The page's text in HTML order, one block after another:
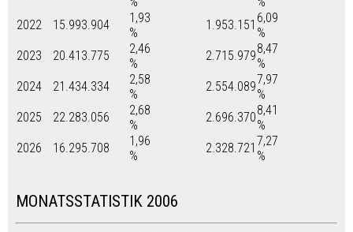
2022
15.993.904
1,93
%
1.953.151 6,09
%
2023
20.413.775
2,46
%
2.715.9798,47
%
2024
21.434.334
2,58
%
2.554.0897,97
%
2025
22.283.056
2,68
%
2.696.3708,41
%
2026
16.295.708
1,96
%
2.328.721 7,27
%
MONATSSTATISTIK 2006